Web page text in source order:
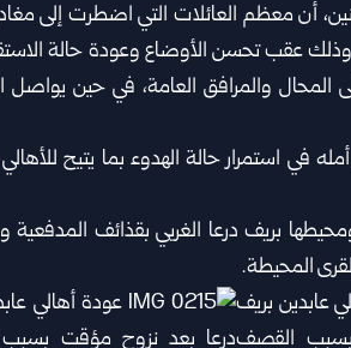
أن معظم العائلات التي اضطرت إلى
عقب تحسن الأوضاع وعودة حالة
والمرافق العامة، في حين يواصل
في استمرار حالة الهدوء بما يتيح
بريف درعا الغربي بقذائف
المحيطة.